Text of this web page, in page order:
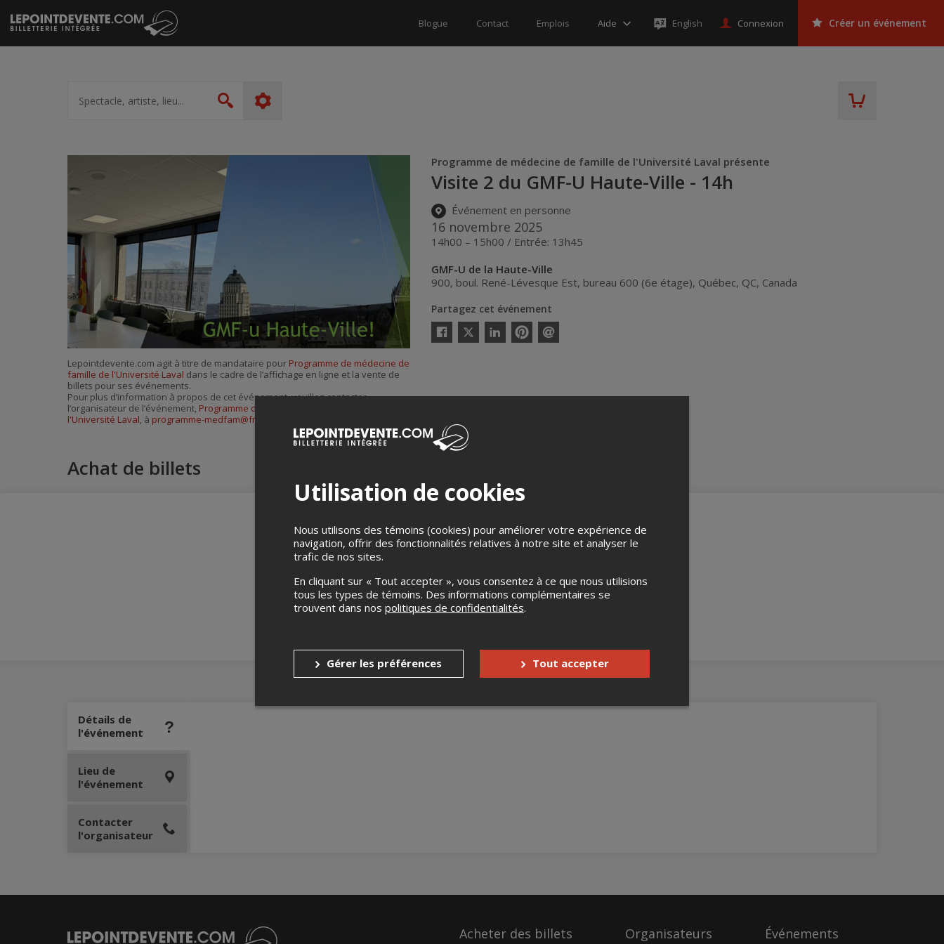
Passer
au
contenu
Blogue Contact Emplois Aide English Connexion Créer un événement
artiste,
lieu...
Rechercher
Programme de médecine de famille de l'Université Laval présente
Visite 2 du GMF-U Haute-Ville - 14h
Événement en personne
16 novembre 2025
14h00 – 15h00 / Entrée: 13h45
GMF-U de la Haute-Ville
900, boul. René-Lévesque Est, bureau 600 (6e étage), Québec, QC, Canada
Partagez cet événement
Facebook
Twitter
LinkedinPinterestEnvoyer
Lepointdevente.com agit à titre de mandataire pour Programme de médecine de
famille de l'Université Laval dans le cadre de l’affichage en ligne et la vente de
billets pour ses événements.
Pour plus d’information à propos de cet événement, veuillez contacter
l’organisateur de l’événement, Programme de médecine de famille de
l'Université Laval, à programme-medfam@fmed.ulaval.ca
Achat de billets
Merci de confirmer que vous n'êtes pas un robot ci-bas.
Détails de
l'événement
Lieu de
l'événement
Contacter
l'organisateur
Acheter des billets Organisateurs Événements
Utilisation de cookies
Nous utilisons des témoins (cookies) pour améliorer votre expérience de
navigation, offrir des fonctionnalités relatives à notre site et analyser le
trafic de nos sites.
En cliquant sur « Tout accepter », vous consentez à ce que nous utilisions
tous les types de témoins. Des informations complémentaires se
trouvent dans nos politiques de confidentialités.
Gérer les préférences Tout accepter